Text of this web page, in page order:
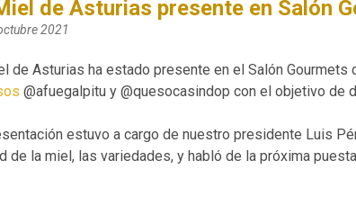
de Asturias presente en Salón
2021
de Asturias ha estado presente en el Salón Gourmets
@afuegalpitu y @quesocasindop con el objetivo de
estuvo a cargo de nuestro presidente Luis
de la miel, las variedades, y habló de la próxima